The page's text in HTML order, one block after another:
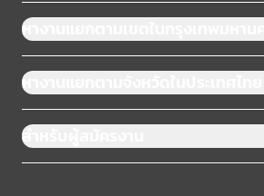
หางานแยกตามเขตในกรุงเทพมหานคร
หางานแยกตามจังหวัดในประเทศไทย
สำหรับผู้สมัครงาน